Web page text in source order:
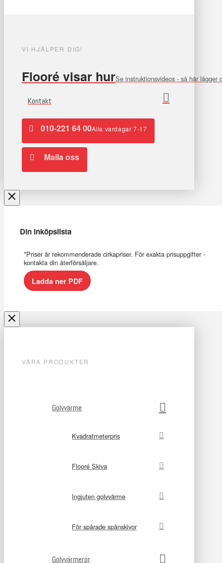
VI HJÄLPER DIG!
Flooré visar hurSe instruktionsvideos - så här lägger
Kontakt
010-221 64 00Alla vardagar 7-17
Maila oss
Din inköpslista
*Priser är rekommenderade cirkapriser. För exakta prisuppgifter -
kontakta din återförsäljare.
Ladda ner PDF
VÅRA PRODUKTER
Golvvärme
Kvadratmeterpris
Flooré Skiva
Ingjuten golvvärme
För spårade spånskivor
Golvvärmerör